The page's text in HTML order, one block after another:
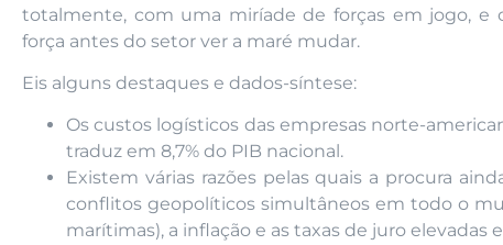
totalmente, com uma miríade de forças em jogo, e
força antes do setor ver a maré mudar.
Eis alguns destaques e dados-síntese:
Os custos logísticos das empresas norte-
traduz em 8,7% do PIB nacional.
Existem várias razões pelas quais a procura
conflitos geopolíticos simultâneos em todo o
marítimas), a inflação e as taxas de juro elevadas